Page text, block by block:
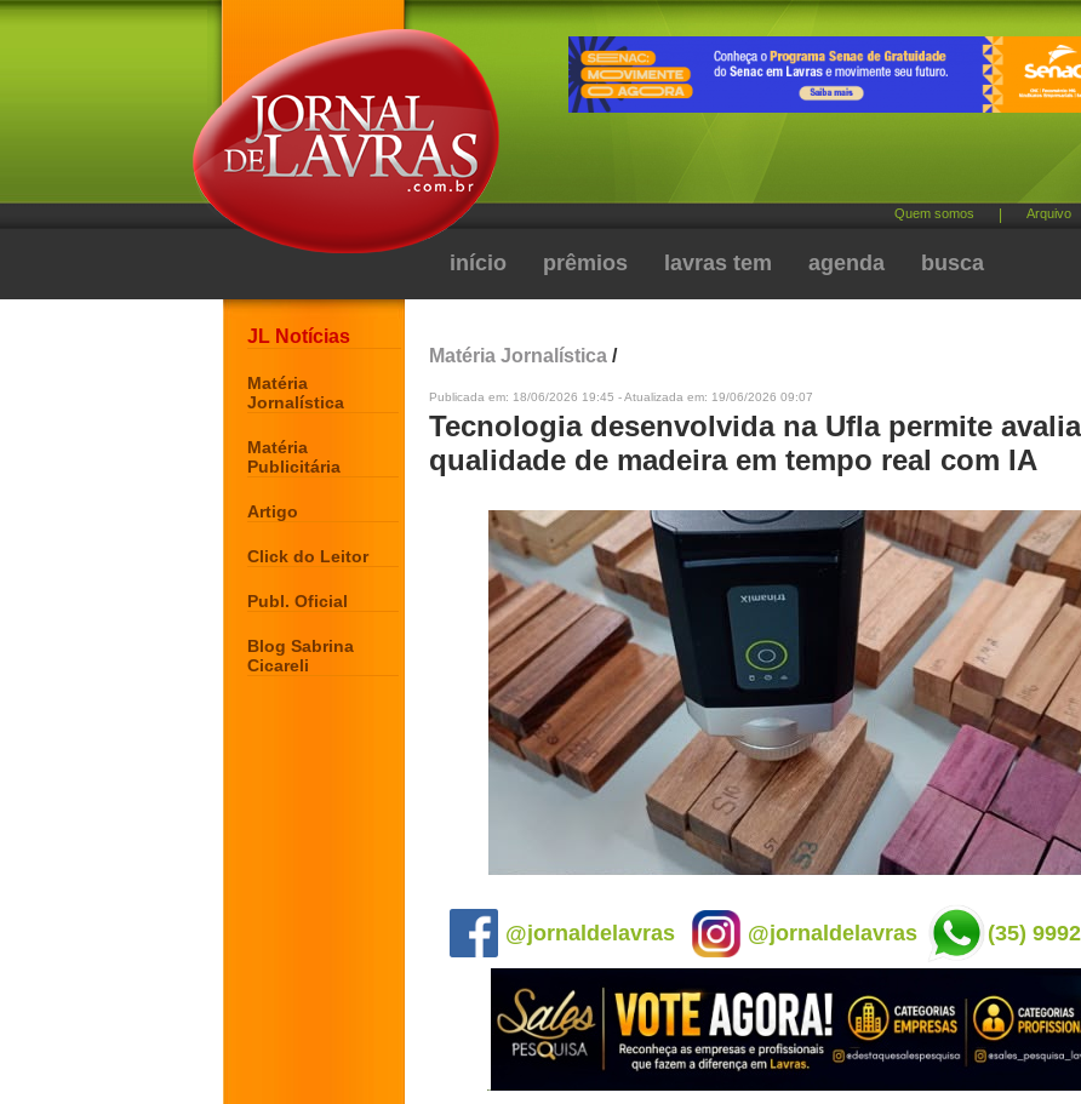
Quem somos Arquivo
início prêmios lavras tem agenda busca
JL Notícias
Matéria
Jornalística
Matéria
Publicitária
Artigo
Click do Leitor
Publ. Oficial
Blog Sabrina
Cicareli
Matéria Jornalística /
Publicada em: 18/06/2026 19:45 - Atualizada em: 19/06/2026 09:07
Tecnologia desenvolvida na Ufla permite
qualidade de madeira em tempo real com IA
@jornaldelavras @jornaldelavras (35)